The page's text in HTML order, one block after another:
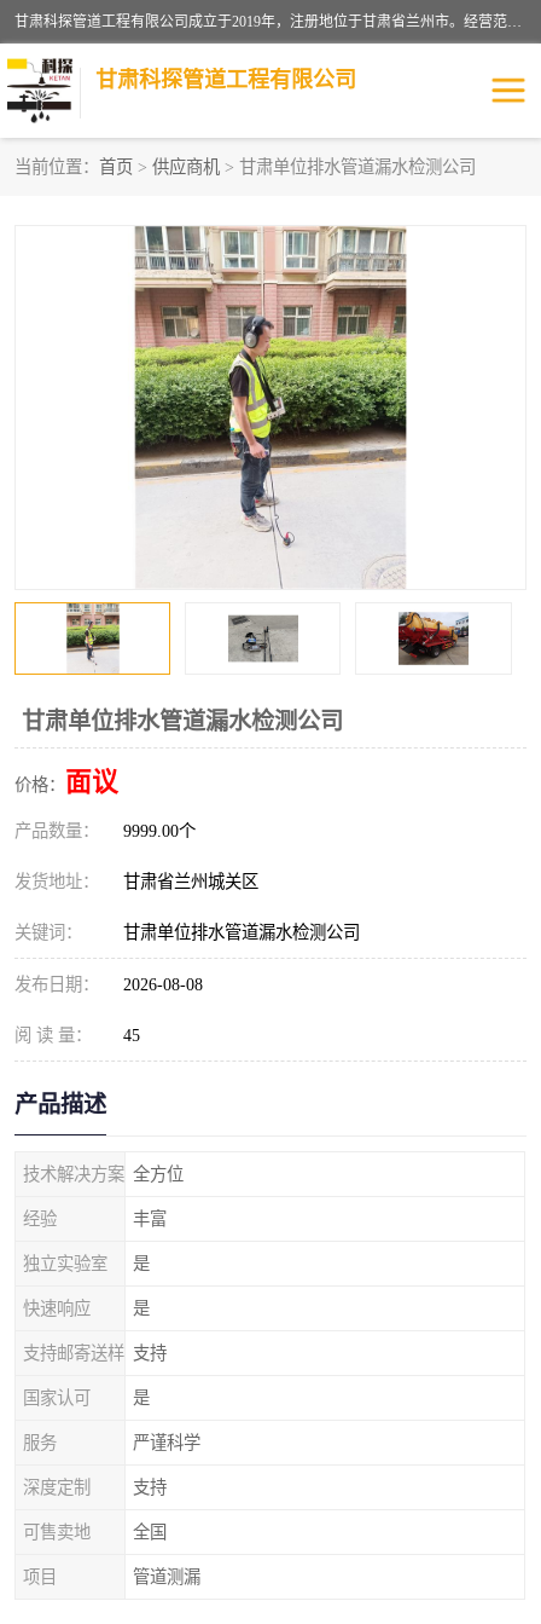
甘肃科探管道工程有限公司成立于2019年，注册地位于甘肃省兰州市。经营范围包括管道安装、清洗、疏通、维修、检测，防水工程，工程钻孔，化粪池清理，暖气安装，给排水管道安装维修，室内外管道如消防、供水、供热管道漏水检测定位，室内外防水堵漏等。
甘肃科探管道工程有限公司
当前位置： 首页 > 供应商机 > 甘肃单位排水管道漏水检测公司
甘肃单位排水管道漏水检测公司
价格： 面议
产品数量： 9999.00个
发货地址： 甘肃省兰州城关区
关键词： 甘肃单位排水管道漏水检测公司
发布日期： 2026-08-08
阅 读 量： 45
产品描述
技术解决方案 全方位
经验 丰富
独立实验室 是
快速响应 是
支持邮寄送样 支持
国家认可 是
服务 严谨科学
深度定制 支持
可售卖地 全国
项目 管道测漏
漏水检查维修 消防管道漏水
供热管道漏水 排水管道漏水
自来水管漏水 管道疏通
高压车疏通清淤